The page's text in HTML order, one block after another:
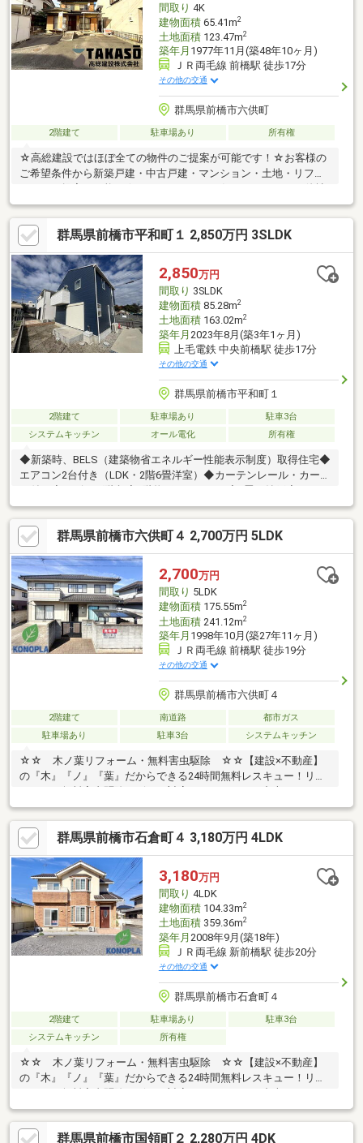
間取り 4K
建物面積65.41m2
土地面積123.47m2
築年月 1977年11月(築48年10ヶ月)
ＪＲ両毛線 前橋駅 徒歩17分
その他の交通
群馬県前橋市六供町
2階建て 駐車場あり 所有権
☆高総建設ではほぼ全ての物件のご提案が可能です！☆お客様の
ご希望条件から新築戸建・中古戸建・マンション・土地・リフォ
で住宅ローンの融資を断られた・カードや車の既存ローンがあ
る・年収が少ない・勤続が短い・派遣、契約社員の方等☆高総建
設に全てお任せください！
群馬県前橋市平和町１ 2,850万円 3SLDK
2,850万円
間取り 3SLDK
建物面積85.28m2
土地面積163.02m2
築年月 2023年8月(築3年1ヶ月)
上毛電鉄 中央前橋駅 徒歩17分
その他の交通
群馬県前橋市平和町１
2階建て 駐車場あり
駐車3台
システムキッチン
オール電化 所有権
◆新築時、BELS（建築物省エネルギー性能表示制度）取得住宅◆
エアコン2台付き（LDK・2階6畳洋室）◆カーテンレール・カーテ
ン付き◆リビング階段◆2階物干しスペース◆3畳の納戸◆アクセ
ントクロス◆敷島小学校まで約650ｍ（徒歩9分）◆第三中学校ま
で約510ｍ（徒歩7分）安心に、安全に、ちょっとお得にお家探し
をされたい方は三方舎まで！！ 三方舎は地域密着度を重視してお
ります 地元だから！少人数だから！出来るご提案が必ずございま
す！ご案内～ご契約～お引渡し～アフターフォローまでお客様と
マンツーマン体制！転勤等が無い為に担当が急に変わってしまう
心配も無し!
群馬県前橋市六供町４ 2,700万円 5LDK
2,700万円
間取り 5LDK
建物面積175.55m2
土地面積241.12m2
築年月 1998年10月(築27年11ヶ月)
ＪＲ両毛線 前橋駅 徒歩19分
その他の交通
群馬県前橋市六供町４
2階建て 南道路
都市ガス
駐車場あり
駐車3台 システムキッチン
☆☆ 木ノ葉リフォーム・無料害虫駆除 ☆☆【建設×不動産】
の『木』『ノ』『葉』だからできる24時間無料レスキュー！リフ
ターサービスがついており、住んでからの安心をずっとお届けし
ます！内覧時に、無料相談・お見積りも物件ごとに作成可能！！
オウチ探しも、リフォームも一緒に相談できます！＼弊社には、
『きつね隊』・『ゴリラ隊』という無料かけつけサービスの仕組
みが、整っています♪／住んでからのお家トラブル、緊急対応も承
っております♪お家のこと、すべて木ノ葉プランニングにお任せく
ださい＾＾
群馬県前橋市石倉町４ 3,180万円 4LDK
3,180万円
間取り 4LDK
建物面積104.33m2
土地面積359.36m2
築年月 2008年9月(築18年)
ＪＲ両毛線 新前橋駅 徒歩20分
その他の交通
群馬県前橋市石倉町４
2階建て 駐車場あり
駐車3台
システムキッチン
所有権
☆☆ 木ノ葉リフォーム・無料害虫駆除 ☆☆【建設×不動産】
の『木』『ノ』『葉』だからできる24時間無料レスキュー！リフ
ォーム・無料害虫駆除サビース対応しております！中古でもアフ
ターサービスがついており、住んでからの安心をずっとお届けし
ます！内覧時に、無料相談・お見積りも物件ごとに作成可能！！
オウチ探しも、リフォームも一緒に相談できます！＼弊社には、
群馬県前橋市国領町２ 2,280万円 4DK